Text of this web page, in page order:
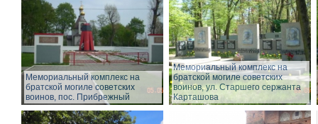
Мемориальный комплекс на
братской могиле советских
воинов, пос. Прибрежный
Мемориальный комплекс на
братской могиле советских
воинов, ул. Старшего сержанта
Карташова